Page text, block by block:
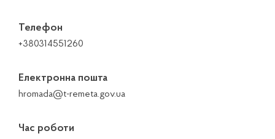
Телефон
+380314551260
Електронна пошта
hromada@t-remeta.gov.ua
Час роботи